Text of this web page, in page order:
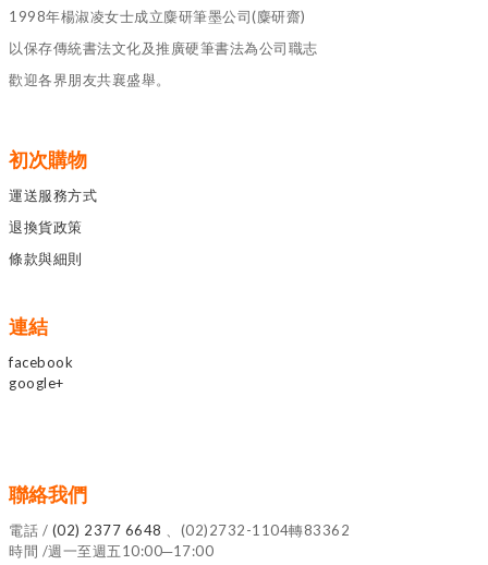
1998年楊淑凌女士成立麋研筆墨公司(麋研齋)
以保存傳統書法文化及推廣硬筆書法為公司職志
歡迎各界朋友共襄盛舉。
初次購物
運送服務方式
退換貨政策
條款與細則
連結
facebook
google+
聯絡我們
電話 / (02) 2377 6648
、(02)2732-1104轉83362
時間 /週一至週五10:00─17:00